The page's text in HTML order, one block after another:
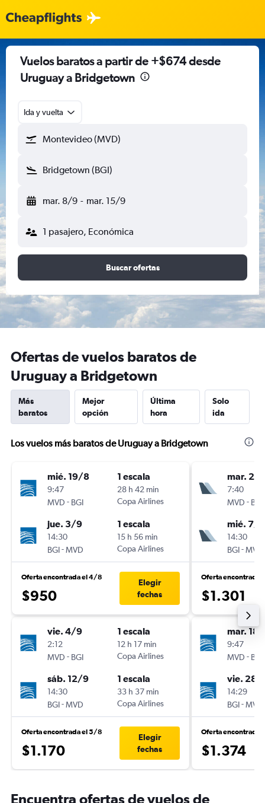
Vuelos baratos a partir de +$674 desde
Uruguay a Bridgetown
Ida y vuelta
Montevideo (MVD)
Bridgetown (BGI)
mar. 8/9 - mar. 15/9
1 pasajero, Económica
Buscar ofertas
Ofertas de vuelos baratos de
Uruguay a Bridgetown
Más
baratos
Mejor
opción
Última
hora
Solo
ida
Los vuelos más baratos de Uruguay a Bridgetown
mié. 19/8
9:47
MVD - BGI
1 escala
28 h 42 min
Copa Airlines
jue. 3/9
14:30
BGI-MVD
1 escala
15 h 56 min
Copa Airlines
Oferta encontrada el 4/8
$950
Elegir
fechas
vie. 4/9
2:12
MVD - BGI
1 escala
12 h 17 min
Copa Airlines
sáb. 12/9
14:30
BGI-MVD
1 escala
33 h 37 min
Copa Airlines
Oferta encontrada el 5/8
$1.170
Elegir
fechas
mar.
7:40
MVD - BGI
mié. 7/
14:30
BGI-MVD
Oferta encontrada
$1.301
mar.
9:47
MVD - BGI
vie. 28/
14:29
BGI-MVD
Oferta encontrada
$1.374
Encuentra ofertas de vuelos de